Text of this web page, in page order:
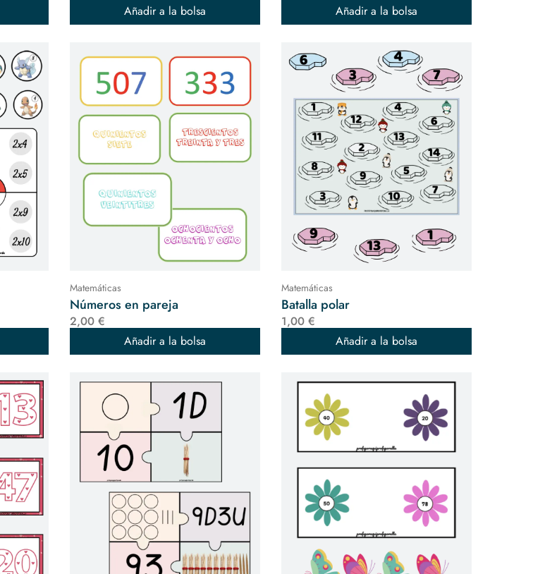
Añadir a la bolsa
Añadir a la bolsa
Matemáticas
Números en pareja
2,00 €
Añadir a la bolsa
Matemáticas
Batalla polar
1,00 €
Añadir a la bolsa